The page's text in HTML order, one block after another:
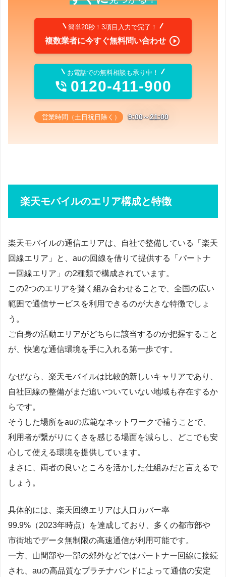
簡単20秒！3項目入力で完了！
複数業者に今すぐ無料問い合わせ 
お電話での無料相談も承り中！
 0120-411-900
営業時間（土日祝日除く） 9:00～21:00
楽天モバイルのエリア構成と特徴
楽天モバイルの通信エリアは、自社で整備している「楽天
回線エリア」と、auの回線を借りて提供する「パートナ
ー回線エリア」の2種類で構成されています。
この2つのエリアを賢く組み合わせることで、全国の広い
範囲で通信サービスを利用できるのが大きな特徴でしょ
う。
ご自身の活動エリアがどちらに該当するのか把握すること
が、快適な通信環境を手に入れる第一歩です。
なぜなら、楽天モバイルは比較的新しいキャリアであり、
自社回線の整備がまだ追いついていない地域も存在するか
らです。
そうした場所をauの広範なネットワークで補うことで、
利用者が繋がりにくさを感じる場面を減らし、どこでも安
心して使える環境を提供しています。
まさに、両者の良いところを活かした仕組みだと言えるで
しょう。
具体的には、楽天回線エリアは人口カバー率
99.9%（2023年時点）を達成しており、多くの都市部や
市街地でデータ無制限の高速通信が利用可能です。
一方、山間部や一部の郊外などではパートナー回線に接続
され、auの高品質なプラチナバンドによって通信の安定